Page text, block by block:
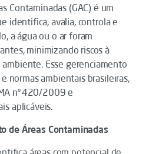
Contaminadas (GAC) é um
identifica, avalia, controla e
a água ou o ar foram
minimizando riscos à
Esse gerenciamento
normas ambientais brasileiras,
nº 420/2009 e
aplicáveis.
de Áreas Contaminadas